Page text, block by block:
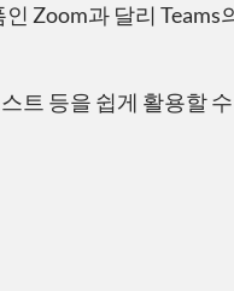
Zoom과 달리
트 등을 쉽게 활용할